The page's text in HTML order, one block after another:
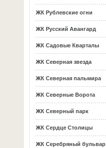
ЖК Рублевские огни
ЖК Русский Авангард
ЖК Садовые Кварталы
ЖК Северная звезда
ЖК Северная пальмира
ЖК Северные Ворота
ЖК Северный парк
ЖК Сердце Столицы
ЖК Серебряный бульвар